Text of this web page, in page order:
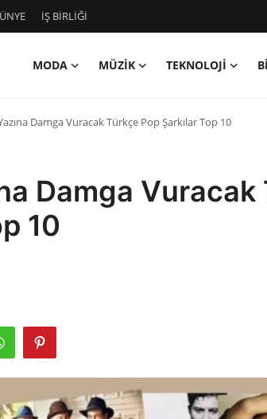
İŞ BİRLİĞİ
MODA MÜZİK TEKNOLOJİ
Ol
Damga Vuracak Türkçe Pop Şarkılar Top 10
Damga Vuracak
10